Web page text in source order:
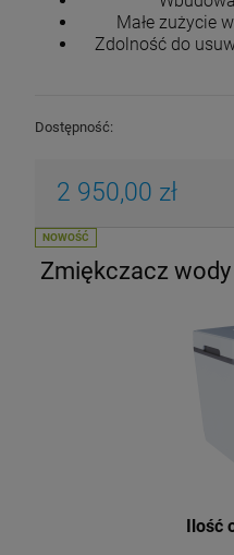
Małe zużycie
Zdolność do
Dostępność:
2 950,00 zł
Zmiękczacz
Ilość
NOWOŚĆ